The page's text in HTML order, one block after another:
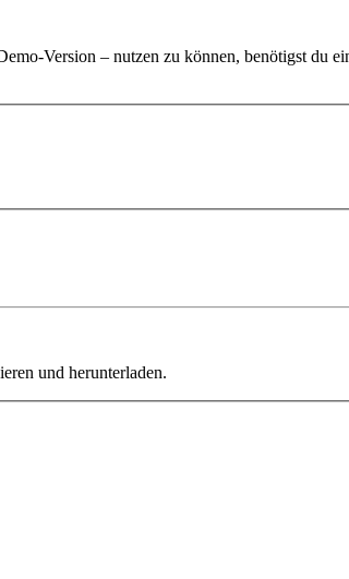
Version – nutzen zu können, benötigst du
und herunterladen.